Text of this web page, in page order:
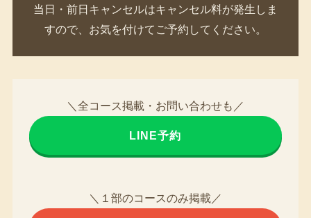
当日・前日キャンセルはキャンセル料が発生しま
すので、お気を付けてご予約してください。
＼全コース掲載・お問い合わせも／
LINE予約
＼１部のコースのみ掲載／